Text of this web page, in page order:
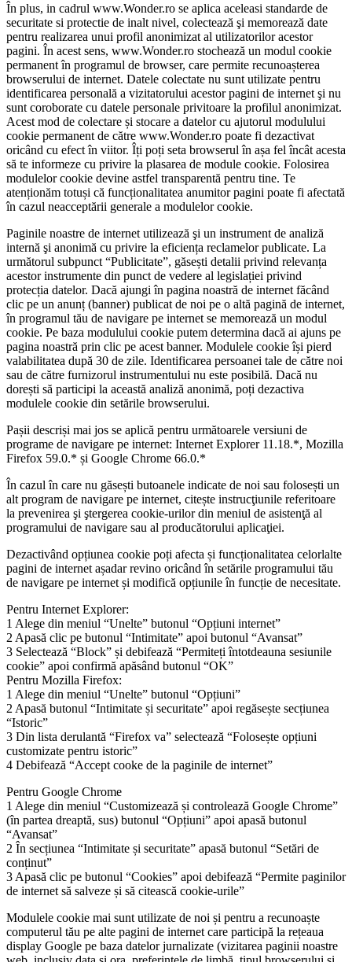
În plus, in cadrul www.Wonder.ro se aplica aceleasi standarde de
securitate si protectie de inalt nivel, colectează şi memorează date
pentru realizarea unui profil anonimizat al utilizatorilor acestor
pagini. În acest sens, www.Wonder.ro stochează un modul cookie
permanent în programul de browser, care permite recunoașterea
browserului de internet. Datele colectate nu sunt utilizate pentru
identificarea personală a vizitatorului acestor pagini de internet şi nu
sunt coroborate cu datele personale privitoare la profilul anonimizat.
Acest mod de colectare și stocare a datelor cu ajutorul modulului
cookie permanent de către www.Wonder.ro poate fi dezactivat
oricând cu efect în viitor. Îți poți seta browserul în așa fel încât acesta
să te informeze cu privire la plasarea de module cookie. Folosirea
modulelor cookie devine astfel transparentă pentru tine. Te
atenționăm totuși că funcționalitatea anumitor pagini poate fi afectată
în cazul neacceptării generale a modulelor cookie.
Paginile noastre de internet utilizează şi un instrument de analiză
internă şi anonimă cu privire la eficiența reclamelor publicate. La
următorul subpunct “Publicitate”, găsești detalii privind relevanța
acestor instrumente din punct de vedere al legislației privind
protecția datelor. Dacă ajungi în pagina noastră de internet făcând
clic pe un anunț (banner) publicat de noi pe o altă pagină de internet,
în programul tău de navigare pe internet se memorează un modul
cookie. Pe baza modulului cookie putem determina dacă ai ajuns pe
pagina noastră prin clic pe acest banner. Modulele cookie își pierd
valabilitatea după 30 de zile. Identificarea persoanei tale de către noi
sau de către furnizorul instrumentului nu este posibilă. Dacă nu
dorești să participi la această analiză anonimă, poți dezactiva
modulele cookie din setările browserului.
Pașii descriși mai jos se aplică pentru următoarele versiuni de
programe de navigare pe internet: Internet Explorer 11.18.*, Mozilla
Firefox 59.0.* și Google Chrome 66.0.*
În cazul în care nu găsești butoanele indicate de noi sau folosești un
alt program de navigare pe internet, citește instrucţiunile referitoare
la prevenirea şi ştergerea cookie-urilor din meniul de asistenţă al
programului de navigare sau al producătorului aplicaţiei.
Dezactivând opțiunea cookie poți afecta și funcționalitatea celorlalte
pagini de internet așadar revino oricând în setările programului tău
de navigare pe internet și modifică opțiunile în funcție de necesitate.
Pentru Internet Explorer:
1 Alege din meniul “Unelte” butonul “Opțiuni internet”
2 Apasă clic pe butonul “Intimitate” apoi butonul “Avansat”
3 Selectează “Block” și debifează “Permiteți întotdeauna sesiunile
cookie” apoi confirmă apăsând butonul “OK”
Pentru Mozilla Firefox:
1 Alege din meniul “Unelte” butonul “Opțiuni”
2 Apasă butonul “Intimitate și securitate” apoi regăsește secțiunea
“Istoric”
3 Din lista derulantă “Firefox va” selectează “Folosește opțiuni
customizate pentru istoric”
4 Debifează “Accept cooke de la paginile de internet”
Pentru Google Chrome
1 Alege din meniul “Customizează și controlează Google Chrome”
(în partea dreaptă, sus) butonul “Opțiuni” apoi apasă butonul
“Avansat”
2 În secțiunea “Intimitate și securitate” apasă butonul “Setări de
conținut”
3 Apasă clic pe butonul “Cookies” apoi debifează “Permite paginilor
de internet să salveze și să citească cookie-urile”
Modulele cookie mai sunt utilizate de noi și pentru a recunoaște
computerul tău pe alte pagini de internet care participă la rețeaua
display Google pe baza datelor jurnalizate (vizitarea paginii noastre